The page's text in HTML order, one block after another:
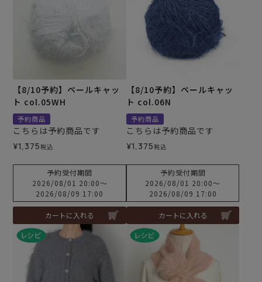
【8/10予約】ペールキャッ
ト col.05WH
予約商品
こちらは予約商品です
¥1,375税込
予約受付期間
2026/08/01 20:00〜
2026/08/09 17:00
カートに入れる
【8/10予約】ペールキャッ
ト col.06N
予約商品
こちらは予約商品です
¥1,375税込
予約受付期間
2026/08/01 20:00〜
2026/08/09 17:00
カートに入れる